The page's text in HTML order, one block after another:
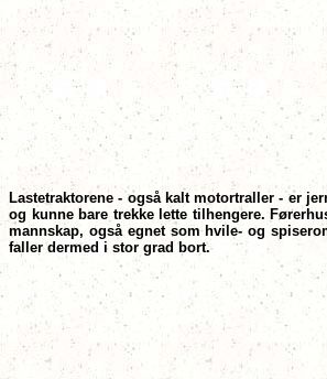
Lastetraktorene - også kalt motortraller - er
og kunne bare trekke lette tilhengere.
mannskap, også egnet som hvile- og
faller dermed i stor grad bort.